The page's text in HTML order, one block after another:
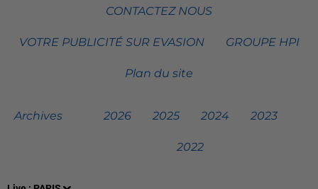
CONTACTEZ NOUS
VOTRE PUBLICITÉ SUR EVASION GROUPE HPI
Plan du site
Archives 2026 2025 2024 2023
2022